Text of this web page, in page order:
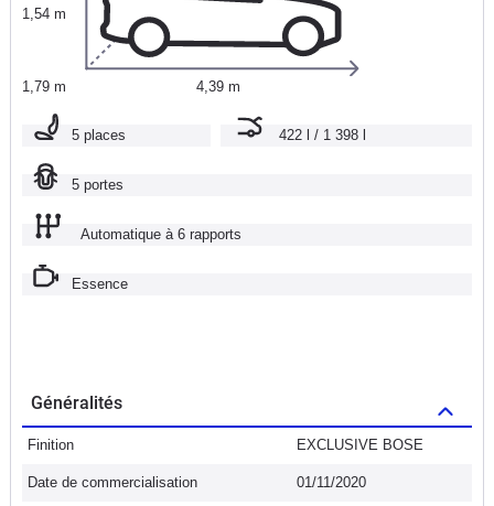
1,54 m
1,79 m 4,39 m
5 places 422 l / 1 398 l
5 portes
Automatique à 6 rapports
Essence
Généralités
Finition EXCLUSIVE BOSE
Date de commercialisation 01/11/2020